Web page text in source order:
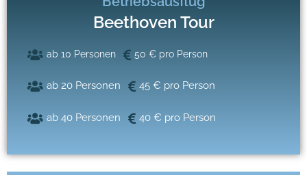
Beethoven Tour
ab 10 Personen 50 € pro Person
ab 20 Personen 45 € pro Person
ab 40 Personen 40 € pro Person